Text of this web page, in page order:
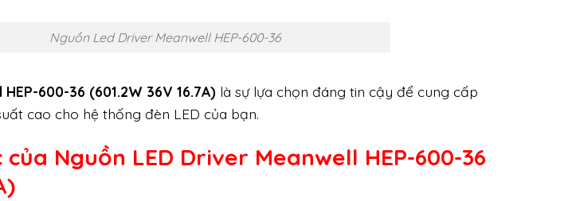
Nguồn Led Driver Meanwell HEP-600-36
600-36 (601.2W 36V 16.7A) là sự lựa chọn đáng tin cậy để cung cấp
cao cho hệ thống đèn LED của bạn.
của Nguồn LED Driver Meanwell HEP-600-36